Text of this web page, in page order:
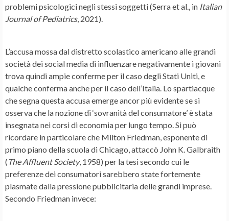
problemi psicologici negli stessi soggetti (Serra et al., in Italian
Journal of Pediatrics, 2021).
L’accusa mossa dal distretto scolastico americano alle grandi
società dei social media di influenzare negativamente i giovani
trova quindi ampie conferme per il caso degli Stati Uniti, e
qualche conferma anche per il caso dell’Italia. Lo spartiacque
che segna questa accusa emerge ancor più evidente se si
osserva che la nozione di ‘sovranità del consumatore’ è stata
insegnata nei corsi di economia per lungo tempo. Si può
ricordare in particolare che Milton Friedman, esponente di
primo piano della scuola di Chicago, attaccò John K. Galbraith
( The Affluent Society, 1958) per la tesi secondo cui le
preferenze dei consumatori sarebbero state fortemente
plasmate dalla pressione pubblicitaria delle grandi imprese.
Secondo Friedman invece: